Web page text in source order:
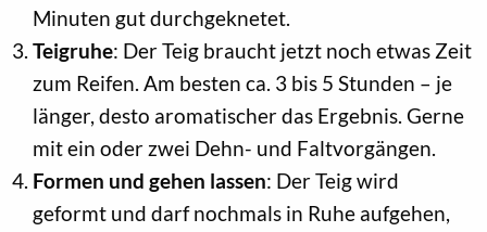
Minuten gut durchgeknetet.
Teigruhe: Der Teig braucht jetzt noch etwas Zeit
zum Reifen. Am besten ca. 3 bis 5 Stunden – je
länger, desto aromatischer das Ergebnis. Gerne
mit ein oder zwei Dehn- und Faltvorgängen.
Formen und gehen lassen: Der Teig wird
geformt und darf nochmals in Ruhe aufgehen,